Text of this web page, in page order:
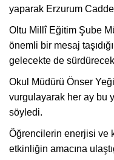
yaparak Erzurum
Oltu Millî Eğitim Şube
önemli bir mesaj
gelecekte de
Okul Müdürü Önser
vurgulayarak her ay bu
söyledi.
Öğrencilerin enerjisi ve
etkinliğin amacına